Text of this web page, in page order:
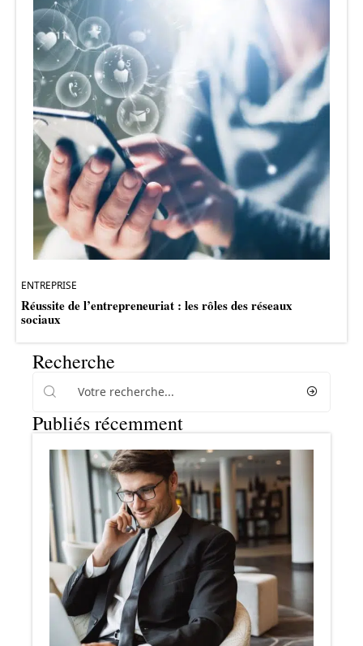
ENTREPRISE
Réussite de l’entrepreneuriat : les rôles des réseaux
sociaux
Recherche
Publiés récemment